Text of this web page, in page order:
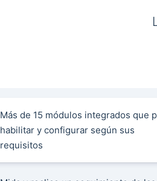
Más de 15 módulos integrados que
habilitar y configurar según sus
requisitos